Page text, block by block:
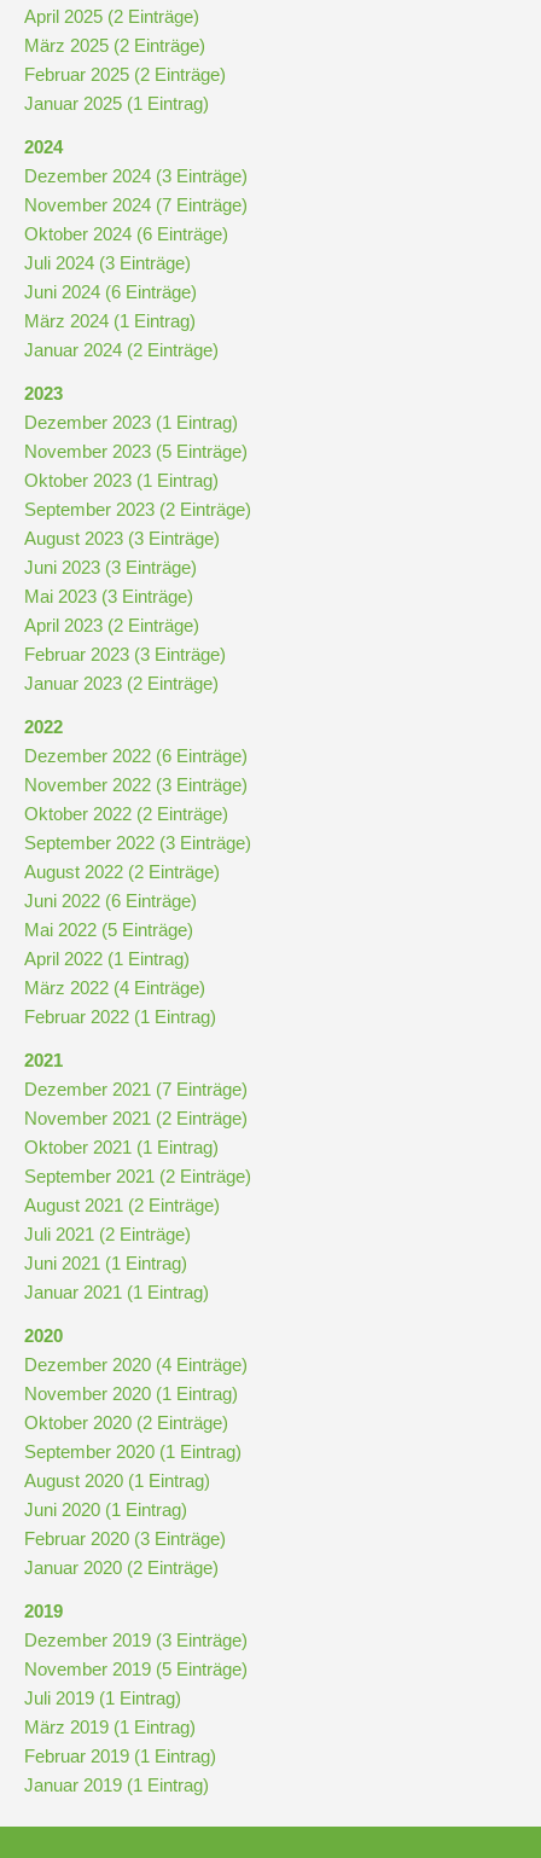
Schulsanitätsdienst
Unterricht
Stundenraster
Realschulbildungsgang
5
und
6
Stufe
7
und
9
und
10
Hauptschulbildungsgang
Wahlpflichtunterricht
ab
Kl.
7
Was
war?
Organisatorisches
Terminplan
Downloads
und
Formulare
Infos
für
Viertklässler
Schülerbücherei
Hausordnung
April 2025 (2 Einträge)
März 2025 (2 Einträge)
Februar 2025 (2 Einträge)
Januar 2025 (1 Eintrag)
2024
Dezember 2024 (3 Einträge)
November 2024 (7 Einträge)
Oktober 2024 (6 Einträge)
Juli 2024 (3 Einträge)
Juni 2024 (6 Einträge)
März 2024 (1 Eintrag)
Januar 2024 (2 Einträge)
2023
Dezember 2023 (1 Eintrag)
November 2023 (5 Einträge)
Oktober 2023 (1 Eintrag)
September 2023 (2 Einträge)
August 2023 (3 Einträge)
Juni 2023 (3 Einträge)
Mai 2023 (3 Einträge)
April 2023 (2 Einträge)
Februar 2023 (3 Einträge)
Januar 2023 (2 Einträge)
2022
Dezember 2022 (6 Einträge)
November 2022 (3 Einträge)
Oktober 2022 (2 Einträge)
September 2022 (3 Einträge)
August 2022 (2 Einträge)
Juni 2022 (6 Einträge)
Mai 2022 (5 Einträge)
April 2022 (1 Eintrag)
März 2022 (4 Einträge)
Februar 2022 (1 Eintrag)
2021
Dezember 2021 (7 Einträge)
November 2021 (2 Einträge)
Oktober 2021 (1 Eintrag)
September 2021 (2 Einträge)
August 2021 (2 Einträge)
Juli 2021 (2 Einträge)
Juni 2021 (1 Eintrag)
Januar 2021 (1 Eintrag)
2020
Dezember 2020 (4 Einträge)
November 2020 (1 Eintrag)
Oktober 2020 (2 Einträge)
September 2020 (1 Eintrag)
August 2020 (1 Eintrag)
Juni 2020 (1 Eintrag)
Februar 2020 (3 Einträge)
Januar 2020 (2 Einträge)
2019
Dezember 2019 (3 Einträge)
November 2019 (5 Einträge)
Juli 2019 (1 Eintrag)
März 2019 (1 Eintrag)
Februar 2019 (1 Eintrag)
Januar 2019 (1 Eintrag)